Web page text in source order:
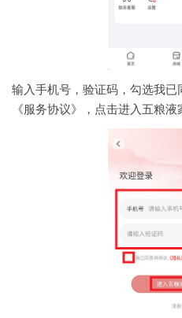
输入手机号，验证码，勾选我
《服务协议》，点击进入五粮液